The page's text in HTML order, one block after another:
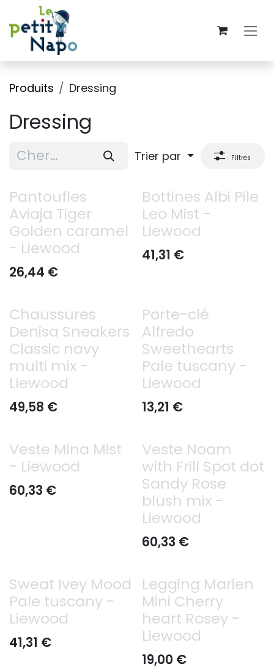
Se rendre au contenu
Produits Dressing
Dressing
Trier par Filtres
Pantoufles
Aviaja Tiger
Golden caramel
- Liewood
26,44 €
Bottines Albi Pile
Leo Mist -
Liewood
41,31 €
Chaussures
Denisa Sneakers
Classic navy
multi mix -
Liewood
49,58 €
Porte-clé
Alfredo
Sweethearts
Pale tuscany -
Liewood
13,21 €
Veste Mina Mist
- Liewood
60,33 €
Veste Noam
with Frill Spot dot
Sandy Rose
blush mix -
Liewood
60,33 €
Sweat Ivey Mood
Pale tuscany -
Liewood
41,31 €
Legging Marien
Mini Cherry
heart Rosey -
Liewood
19,00 €